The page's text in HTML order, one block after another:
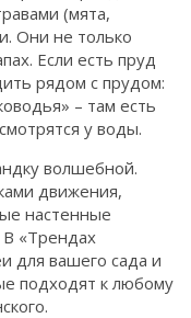
(мята,
Они не только
Если есть пруд
рядом с прудом:
– там есть
у воды.
волшебной.
движения,
настенные
В «Трендах
для вашего сада и
подходят к любому